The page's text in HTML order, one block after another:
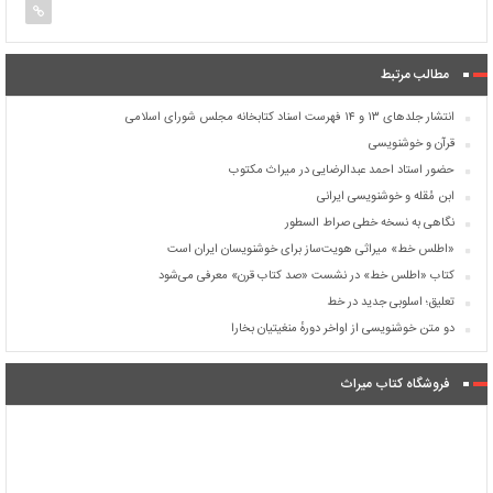
مطالب مرتبط
انتشار جلدهای ۱۳ و ۱۴ فهرست اسناد کتابخانه مجلس شورای اسلامی
قرآن و خوشنویسی
حضور استاد احمد عبدالرضایی در میراث مکتوب
ابن مُقله و خوشنویسی ایرانی
نگاهی به نسخه خطی صراط السطور
«اطلس خط» میراثی هویت‌ساز برای خوشنویسان ایران است
کتاب «اطلس خط» در نشست «صد کتاب قرن» معرفی می‌شود
تعلیق؛ اسلوبی جدید در خط
دو متن خوشنویسی از اواخر دورهٔ منغیتیان بخارا
فروشگاه کتاب میراث